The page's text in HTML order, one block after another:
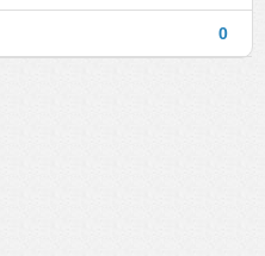
0